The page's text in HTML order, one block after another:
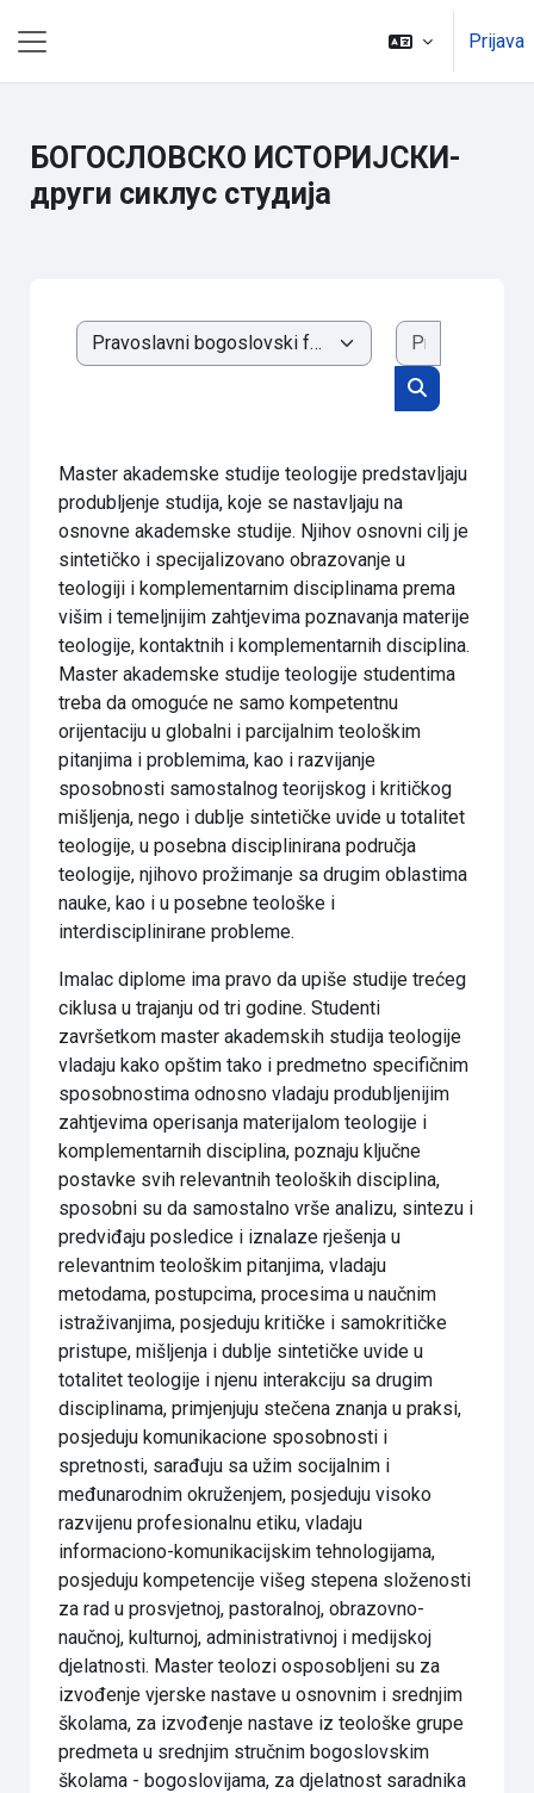
Prijava
БОГОСЛОВСКО ИСТОРИЈСКИ-
други сиклус студија
Kategorije kurseva
Pretraži
Master akademske studije teologije predstavljaju
produbljenje studija, koje se nastavljaju na
osnovne akademske studije. Njihov osnovni cilj je
sintetičko i specijalizovano obrazovanje u
teologiji i komplementarnim disciplinama prema
višim i temeljnijim zahtjevima poznavanja materije
teologije, kontaktnih i komplementarnih disciplina.
Master akademske studije teologije studentima
treba da omoguće ne samo kompetentnu
orijentaciju u globalni i parcijalnim teološkim
pitanjima i problemima, kao i razvijanje
sposobnosti samostalnog teorijskog i kritičkog
mišljenja, nego i dublje sintetičke uvide u totalitet
teologije, u posebna disciplinirana područja
teologije, njihovo prožimanje sa drugim oblastima
nauke, kao i u posebne teološke i
interdisciplinirane probleme.
Imalac diplome ima pravo da upiše studije trećeg
ciklusa u trajanju od tri godine. Studenti
završetkom master akademskih studija teologije
vladaju kako opštim tako i predmetno specifičnim
sposobnostima odnosno vladaju produbljenijim
zahtjevima operisanja materijalom teologije i
komplementarnih disciplina, poznaju ključne
postavke svih relevantnih teoloških disciplina,
sposobni su da samostalno vrše analizu, sintezu i
predviđaju posledice i iznalaze rješenja u
relevantnim teološkim pitanjima, vladaju
metodama, postupcima, procesima u naučnim
istraživanjima, posjeduju kritičke i samokritičke
pristupe, mišljenja i dublje sintetičke uvide u
totalitet teologije i njenu interakciju sa drugim
disciplinama, primjenjuju stečena znanja u praksi,
posjeduju komunikacione sposobnosti i
spretnosti, sarađuju sa užim socijalnim i
međunarodnim okruženjem, posjeduju visoko
razvijenu profesionalnu etiku, vladaju
informaciono-komunikacijskim tehnologijama,
posjeduju kompetencije višeg stepena složenosti
za rad u prosvjetnoj, pastoralnoj, obrazovno-
naučnoj, kulturnoj, administrativnoj i medijskoj
djelatnosti. Master teolozi osposobljeni su za
izvođenje vjerske nastave u osnovnim i srednjim
školama, za izvođenje nastave iz teološke grupe
predmeta u srednjim stručnim bogoslovskim
školama - bogoslovijama, za djelatnost saradnika